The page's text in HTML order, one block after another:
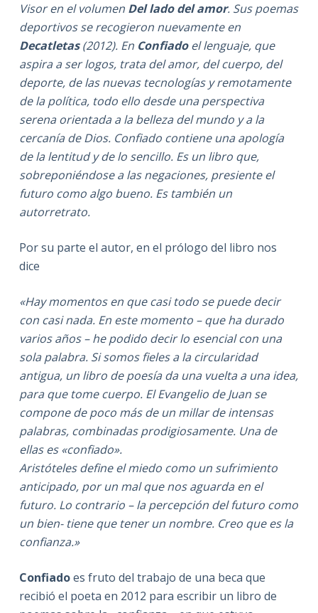
Visor en el volumen Del lado del amor. Sus poemas
deportivos se recogieron nuevamente en
Decatletas(2012). En Confiadoel lenguaje, que
aspira a ser logos, trata del amor, del cuerpo, del
deporte, de las nuevas tecnologías y remotamente
de la política, todo ello desde una perspectiva
serena orientada a la belleza del mundo y a la
cercanía de Dios. Confiado contiene una apología
de la lentitud y de lo sencillo. Es un libro que,
sobreponiéndose a las negaciones, presiente el
futuro como algo bueno. Es también un
autorretrato.
Por su parte el autor, en el prólogo del libro nos
dice
«Hay momentos en que casi todo se puede decir
con casi nada. En este momento – que ha durado
varios años – he podido decir lo esencial con una
sola palabra. Si somos fieles a la circularidad
antigua, un libro de poesía da una vuelta a una idea,
para que tome cuerpo. El Evangelio de Juan se
compone de poco más de un millar de intensas
palabras, combinadas prodigiosamente. Una de
ellas es «confiado».
Aristóteles define el miedo como un sufrimiento
anticipado, por un mal que nos aguarda en el
futuro. Lo contrario – la percepción del futuro como
un bien- tiene que tener un nombre. Creo que es la
confianza.»
Confiadoes fruto del trabajo de una beca que
recibió el poeta en 2012 para escribir un libro de